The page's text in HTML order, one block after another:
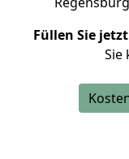
Füllen Sie
Sie